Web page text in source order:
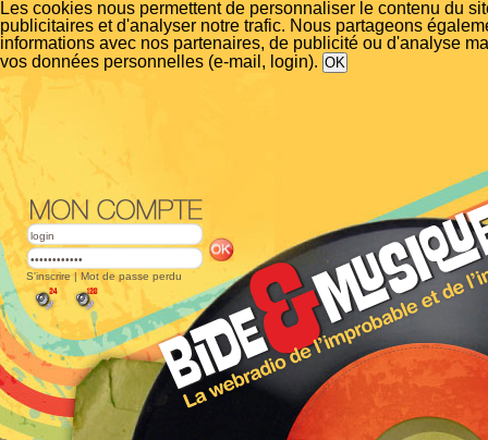
Les cookies nous permettent de personnaliser le contenu du
publicitaires et d'analyser notre trafic. Nous partageons
informations avec nos partenaires, de publicité ou d'analyse
vos données personnelles (e-mail, login).
S'inscrire | Mot de passe perdu